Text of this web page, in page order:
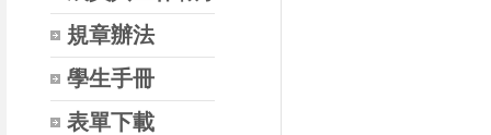
規章辦法
學生手冊
表單下載